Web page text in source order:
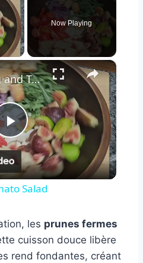
Now Playing
×
Play
Video
Summer Fig and Tomato Salad
Salad
les prunes fermes
cuisson douce libère
rend fondantes, créant